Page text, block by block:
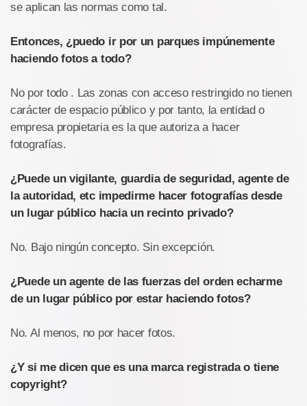
se aplican las normas como tal.
Entonces, ¿puedo ir por un parques impúnemente
haciendo fotos a todo?
No por todo . Las zonas con acceso restringido no tienen
carácter de espacio público y por tanto, la entidad o
empresa propietaria es la que autoriza a hacer
fotografías.
¿Puede un vigilante, guardia de seguridad, agente de
la autoridad, etc impedirme hacer fotografías desde
un lugar público hacia un recinto privado?
No. Bajo ningún concepto. Sin excepción.
¿Puede un agente de las fuerzas del orden echarme
de un lugar público por estar haciendo fotos?
No. Al menos, no por hacer fotos.
¿Y si me dicen que es una marca registrada o tiene
copyright?